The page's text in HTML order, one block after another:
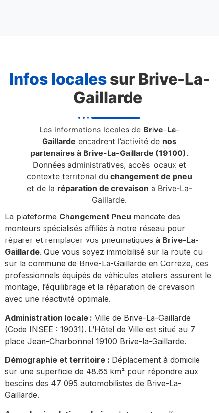
Infos localessur Brive-La-
Gaillarde
Les informations locales de Brive-La-
Gaillarde encadrent l’activité de nos
partenaires à Brive-La-Gaillarde (19100).
Données administratives, accès locaux et
contexte territorial du changement de pneu
et de la réparation de crevaison à Brive-La-
Gaillarde.
La plateforme Changement Pneu mandate des
monteurs spécialisés affiliés à notre réseau pour
réparer et remplacer vos pneumatiques à Brive-La-
Gaillarde. Que vous soyez immobilisé sur la route ou
sur la commune de Brive-La-Gaillarde en Corrèze, ces
professionnels équipés de véhicules ateliers assurent le
montage, l’équilibrage et la réparation de crevaison
avec une réactivité optimale.
Administration locale : Ville de Brive-La-Gaillarde
(Code INSEE : 19031). L’Hôtel de Ville est situé au 7
place Jean-Charbonnel 19100 Brive-la-Gaillarde.
Démographie et territoire : Déplacement à domicile
sur une superficie de 48.65 km² pour répondre aux
besoins des 47 095 automobilistes de Brive-La-
Gaillarde.